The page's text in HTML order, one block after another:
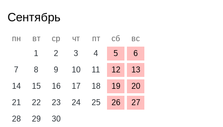
Сентябрь
пн вт ср чт пт сб
вс
1
2 3 4 5
6
7
8 9 10 11 12
13
14
15 16 17 18 19
20
21
22 23 24 25 26
27
28
29 30